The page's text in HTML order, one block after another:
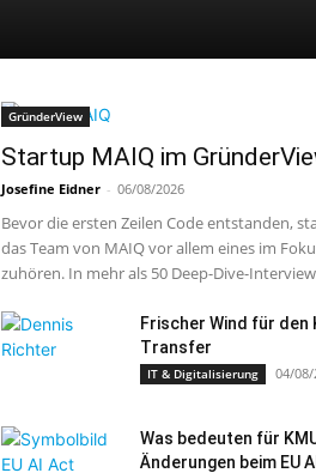
GründerView
Startup MAIQ im
Josefine Eidner - 06/08/2026
Bevor die ersten Zeilen Code entstanden,
das Team von MAIQ vor allem eines im
zuhören. In mehr als 50 Deep-Dive-
Frischer Wind für den
Transfer
IT & Digitalisierung 04/08/
Was bedeuten für
Änderungen beim EU